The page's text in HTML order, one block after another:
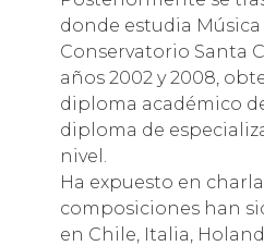
donde estudia
Conservatorio Santa
años 2002 y 2008,
diploma académico
diploma de
nivel.
Ha expuesto en
composiciones han
en Chile, Italia,